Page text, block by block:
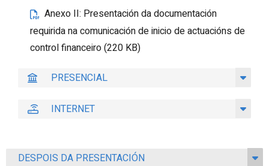
Anexo II: Presentación da documentación
requirida na comunicación de inicio de actuacións de
control financeiro (220 KB)
PRESENCIAL
INTERNET
DESPOIS DA PRESENTACIÓN